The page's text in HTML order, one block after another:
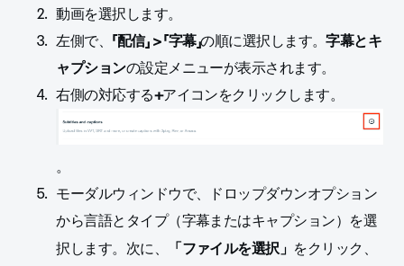
動画を選択します。
左側で、 「配信」 > 「字幕」の順に選択します。字幕とキ
ャプションの設定メニューが表示されます。
右側の対応する+アイコンをクリックします。
。
モーダルウィンドウで、ドロップダウンオプション
から言語とタイプ（字幕またはキャプション）を選
択します。次に、
「ファイルを選択」 をクリック、